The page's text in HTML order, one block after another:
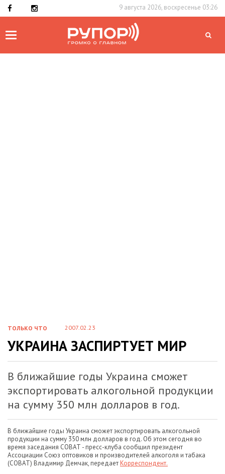
9 августа 2026, воскресенье 03:26
Toggle
ТОЛЬКО ЧТО 2007.02.23
УКРАИНА ЗАСПИРТУЕТ МИР
В ближайшие годы Украина сможет
экспортировать алкогольной продукции
на сумму 350 млн долларов в год.
В ближайшие годы Украина сможет экспортировать алкогольной
продукции на сумму 350 млн долларов в год. Об этом сегодня во
время заседания СОВАТ - пресс-клуба сообщил президент
Ассоциации Союз оптовиков и производителей алкоголя и табака
(СОВАТ) Владимир Демчак, передаетКорреспондент.